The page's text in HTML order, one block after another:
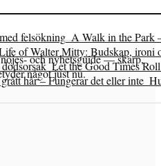
felsökning A Walk in the Park
of Walter Mitty: Budskap, ironi
Let the Good Times
hår – Fungerar det eller inte
och nyhetsguide — skarp,
något just nu.